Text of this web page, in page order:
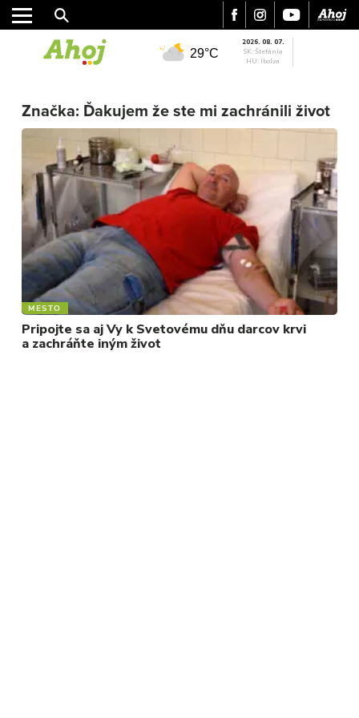
MESTO
REGIÓN
ŠPORT
KULTÚRA
FOTKY
VIDEO
29°C
2026. 08. 07.
SK: Štefánia
HU: Ibolya
Značka: Ďakujem že ste mi zachránili život
MESTO
Pripojte sa aj Vy k Svetovému dňu darcov krvi
a zachráňte iným život